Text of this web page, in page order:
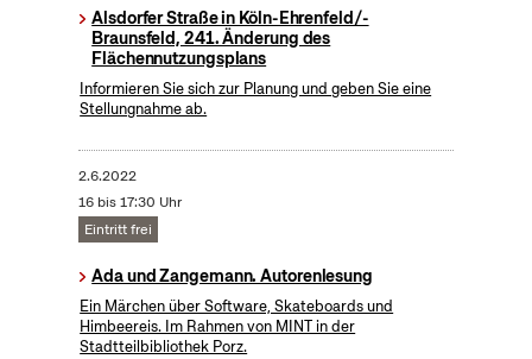
Alsdorfer Straße in Köln-Ehrenfeld/-
Braunsfeld, 241. Änderung des
Flächennutzungsplans
Informieren Sie sich zur Planung und geben Sie eine
Stellungnahme ab.
2.6.2022
16 bis 17:30 Uhr
Eintritt frei
Ada und Zangemann. Autorenlesung
Ein Märchen über Software, Skateboards und
Himbeereis. Im Rahmen von MINT in der
Stadtteilbibliothek Porz.